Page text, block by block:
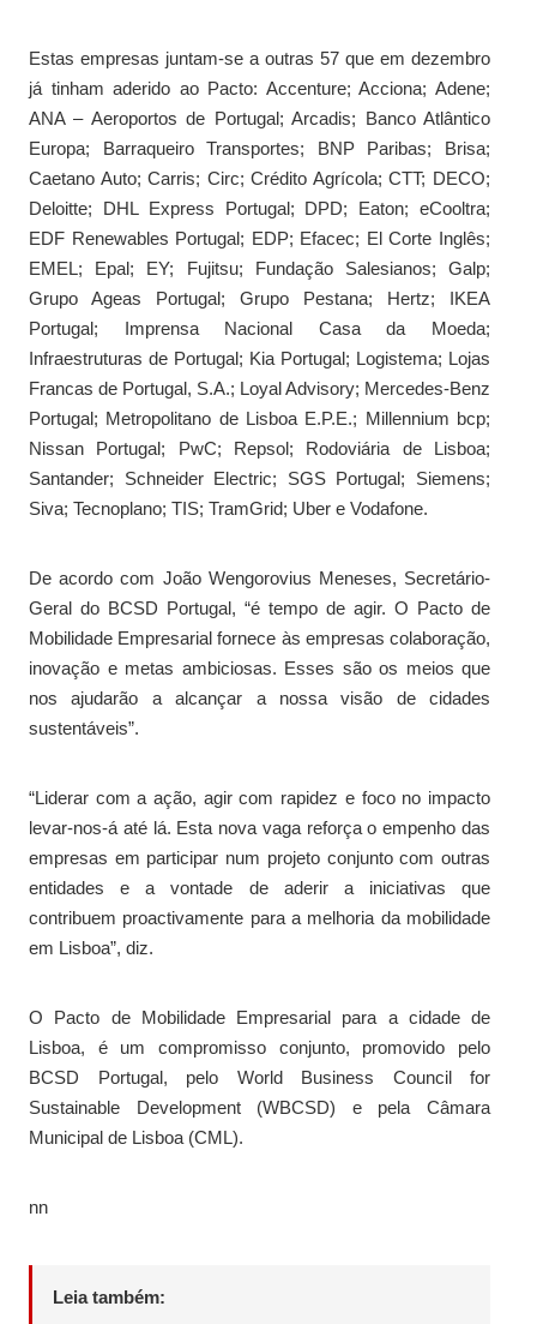
Estas empresas juntam-se a outras 57 que em dezembro
já tinham aderido ao Pacto: Accenture; Acciona; Adene;
ANA – Aeroportos de Portugal; Arcadis; Banco Atlântico
Europa; Barraqueiro Transportes; BNP Paribas; Brisa;
Caetano Auto; Carris; Circ; Crédito Agrícola; CTT; DECO;
Deloitte; DHL Express Portugal; DPD; Eaton; eCooltra;
EDF Renewables Portugal; EDP; Efacec; El Corte Inglês;
EMEL; Epal; EY; Fujitsu; Fundação Salesianos; Galp;
Grupo Ageas Portugal; Grupo Pestana; Hertz; IKEA
Portugal; Imprensa Nacional Casa da Moeda;
Infraestruturas de Portugal; Kia Portugal; Logistema; Lojas
Francas de Portugal, S.A.; Loyal Advisory; Mercedes-Benz
Portugal; Metropolitano de Lisboa E.P.E.; Millennium bcp;
Nissan Portugal; PwC; Repsol; Rodoviária de Lisboa;
Santander; Schneider Electric; SGS Portugal; Siemens;
Siva; Tecnoplano; TIS; TramGrid; Uber e Vodafone.
De acordo com João Wengorovius Meneses, Secretário-
Geral do BCSD Portugal, “é tempo de agir. O Pacto de
Mobilidade Empresarial fornece às empresas colaboração,
inovação e metas ambiciosas. Esses são os meios que
nos ajudarão a alcançar a nossa visão de cidades
sustentáveis”.
“Liderar com a ação, agir com rapidez e foco no impacto
levar-nos-á até lá. Esta nova vaga reforça o empenho das
empresas em participar num projeto conjunto com outras
entidades e a vontade de aderir a iniciativas que
contribuem proactivamente para a melhoria da mobilidade
em Lisboa”, diz.
O Pacto de Mobilidade Empresarial para a cidade de
Lisboa, é um compromisso conjunto, promovido pelo
BCSD Portugal, pelo World Business Council for
Sustainable Development (WBCSD) e pela Câmara
Municipal de Lisboa (CML).
nn
Leia também: